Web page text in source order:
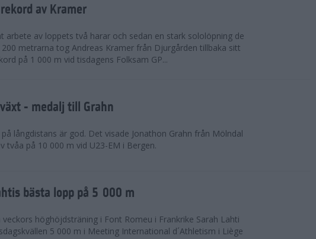
av Kramer
arbete av loppets två harar och sedan en stark sololöpning de
200 metrarna tog Andreas Kramer från Djurgården tillbaka sitt
på 1 000 m vid tisdagens Folksam GP...
- medalj till Grahn
långdistans är god. Det visade Jonathon Grahn från Mölndal
tvåa på 10 000 m vid U23-EM i Bergen.
bästa lopp på 5 000 m
veckors höghöjdsträning i Font Romeu i Frankrike Sarah Lahti
5 000 m i Meeting International d´Athletism i Liège